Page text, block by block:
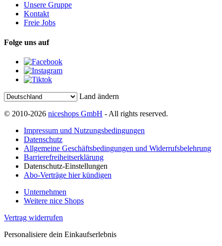
Unsere Gruppe
Kontakt
Freie Jobs
Folge uns auf
Land ändern
© 2010-2026 niceshops GmbH - All rights reserved.
Impressum und Nutzungsbedingungen
Datenschutz
Allgemeine Geschäftsbedingungen und Widerrufsbelehrung
Barrierefreiheitserklärung
Datenschutz-Einstellungen
Abo-Verträge hier kündigen
Unternehmen
Weitere nice Shops
Vertrag widerrufen
Personalisiere dein Einkaufserlebnis